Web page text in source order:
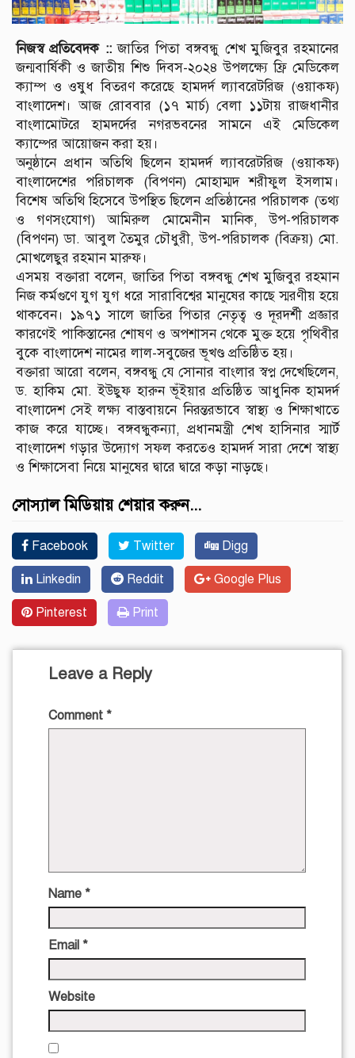
নিজস্ব প্রতিবেদক ::জাতির পিতা বঙ্গবন্ধু শেখ মুজিবুর রহমানের
জন্মবার্ষিকী ও জাতীয় শিশু দিবস-২০২৪ উপলক্ষ্যে ফ্রি মেডিকেল
ক্যাম্প ও ওষুধ বিতরণ করেছে হামদর্দ ল্যাবরেটরিজ (ওয়াক্ফ)
বাংলাদেশ। আজ রোববার (১৭ মার্চ) বেলা ১১টায় রাজধানীর
বাংলামোটরে হামদর্দের নগরভবনের সামনে এই মেডিকেল
ক্যাম্পের আয়োজন করা হয়।
অনুষ্ঠানে প্রধান অতিথি ছিলেন হামদর্দ ল্যাবরেটরিজ (ওয়াক্ফ)
বাংলাদেশের পরিচালক (বিপণন) মোহাম্মদ শরীফুল ইসলাম।
বিশেষ অতিথি হিসেবে উপস্থিত ছিলেন প্রতিষ্ঠানের পরিচালক (তথ্য
ও গণসংযোগ) আমিরুল মোমেনীন মানিক, উপ-পরিচালক
(বিপণন) ডা. আবুল তৈমুর চৌধুরী, উপ-পরিচালক (বিক্রয়) মো.
মোখলেছুর রহমান মারুফ।
এসময় বক্তারা বলেন, জাতির পিতা বঙ্গবন্ধু শেখ মুজিবুর রহমান
নিজ কর্মগুণে যুগ যুগ ধরে সারাবিশ্বের মানুষের কাছে স্মরণীয় হয়ে
থাকবেন। ১৯৭১ সালে জাতির পিতার নেতৃত্ব ও দূরদর্শী প্রজ্ঞার
কারণেই পাকিস্তানের শোষণ ও অপশাসন থেকে মুক্ত হয়ে পৃথিবীর
বুকে বাংলাদেশ নামের লাল-সবুজের ভূখণ্ড প্রতিষ্ঠিত হয়।
বক্তারা আরো বলেন, বঙ্গবন্ধু যে সোনার বাংলার স্বপ্ন দেখেছিলেন,
ড. হাকিম মো. ইউছুফ হারুন ভূঁইয়ার প্রতিষ্ঠিত আধুনিক হামদর্দ
বাংলাদেশ সেই লক্ষ্য বাস্তবায়নে নিরন্তরভাবে স্বাস্থ্য ও শিক্ষাখাতে
কাজ করে যাচ্ছে। বঙ্গবন্ধুকন্যা, প্রধানমন্ত্রী শেখ হাসিনার স্মার্ট
বাংলাদেশ গড়ার উদ্যোগ সফল করতেও হামদর্দ সারা দেশে স্বাস্থ্য
ও শিক্ষাসেবা নিয়ে মানুষের দ্বারে দ্বারে কড়া নাড়ছে।
সোস্যাল মিডিয়ায় শেয়ার করুন...
Facebook Twitter Digg
Linkedin Reddit Google Plus
Pinterest Print
Leave a Reply
Comment *
Name *
Email *
Website